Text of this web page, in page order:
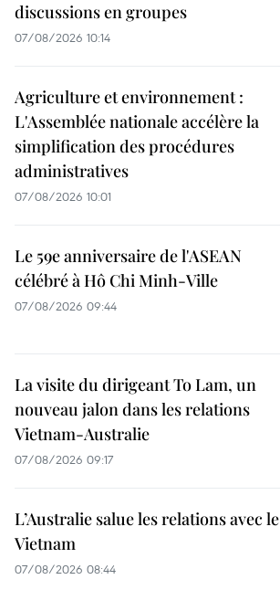
discussions en groupes
07/08/2026 10:14
Agriculture et environnement :
L'Assemblée nationale accélère la
simplification des procédures
administratives
07/08/2026 10:01
Le 59e anniversaire de l'ASEAN
célébré à Hô Chi Minh-Ville
07/08/2026 09:44
La visite du dirigeant To Lam, un
nouveau jalon dans les relations
Vietnam-Australie
07/08/2026 09:17
L’Australie salue les relations avec le
Vietnam
07/08/2026 08:44